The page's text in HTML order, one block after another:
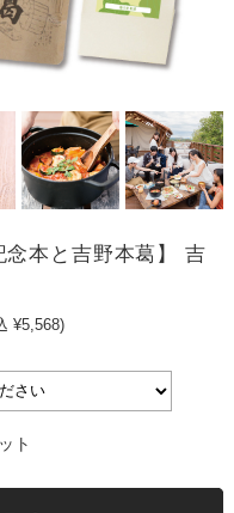
念本と吉野本葛】 吉
¥5,568)
ト